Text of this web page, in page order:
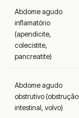
Abdome agudo
inflamatório
(apendicite,
colecistite,
pancreatite)
Abdome agudo
obstrutivo (obstrução
intestinal, volvo)